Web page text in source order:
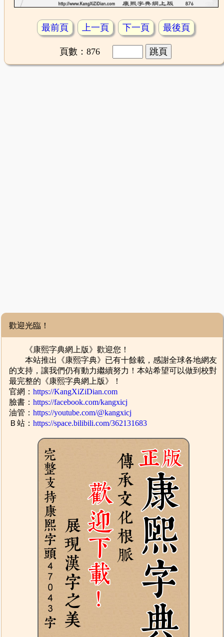
最前頁 上一頁 下一頁 最後頁
頁數：876
歡迎光臨！
《康熙字典網上版》歡迎您！
本站推出《康熙字典》已有十餘載，感謝全球各地網友
的支持，讓我們仍有動力繼續努力！本站希望可以做到校對
最完整的《康熙字典網上版》！
官網：https://KangXiZiDian.com
臉書：https://facebook.com/kangxicj
油管：https://youtube.com/@kangxicj
Ｂ站：https://space.bilibili.com/362131683